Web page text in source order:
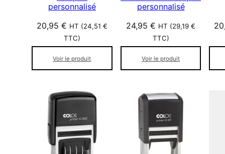
personnalisé
20,95 € HT (24,51 €
TTC)
Voir le produit
personnalisé
24,95€ HT (29,19€
TTC)
Voir le produit